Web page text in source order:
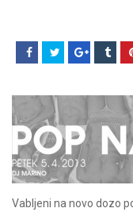
Vabljeni na novo dozo